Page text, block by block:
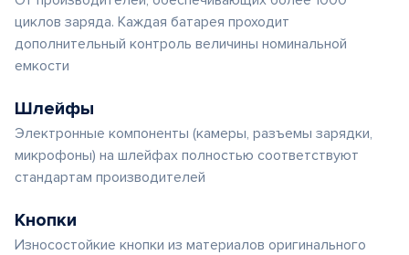
циклов заряда. Каждая батарея проходит
дополнительный контроль величины номинальной
емкости
Шлейфы
Электронные компоненты (камеры, разъемы зарядки,
микрофоны) на шлейфах полностью соответствуют
стандартам производителей
Кнопки
Износостойкие кнопки из материалов оригинального